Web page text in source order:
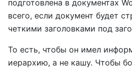
подготовлена в документах
всего, если документ будет
четкими заголовками под
То есть, чтобы он имел
иерархию, а не кашу. Чтобы